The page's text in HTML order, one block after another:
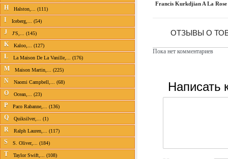
H Halston,... (111)
I Iceberg,... (54)
J J'S,... (145)
K Kaloo,... (127)
L La Maison De La Vanille,... (176)
M Maison Martin,... (225)
N Naomi Campbell,... (68)
O Ocean,... (23)
P Paco Rabanne,... (136)
Q Quiksilver,... (1)
R Ralph Lauren,... (117)
S S. Oliver,... (184)
T Taylor Swift,... (108)
Francis Kurkdjian A La Rose
ОТЗЫВЫ О
Пока нет комментариев
Написать